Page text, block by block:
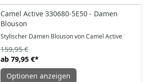
-50%
Camel Active 330680-5E50 - Damen
Blouson
Stylischer Damen Blouson von Camel Active
ab 79,95 €*
159,95 €
Optionen anzeigen